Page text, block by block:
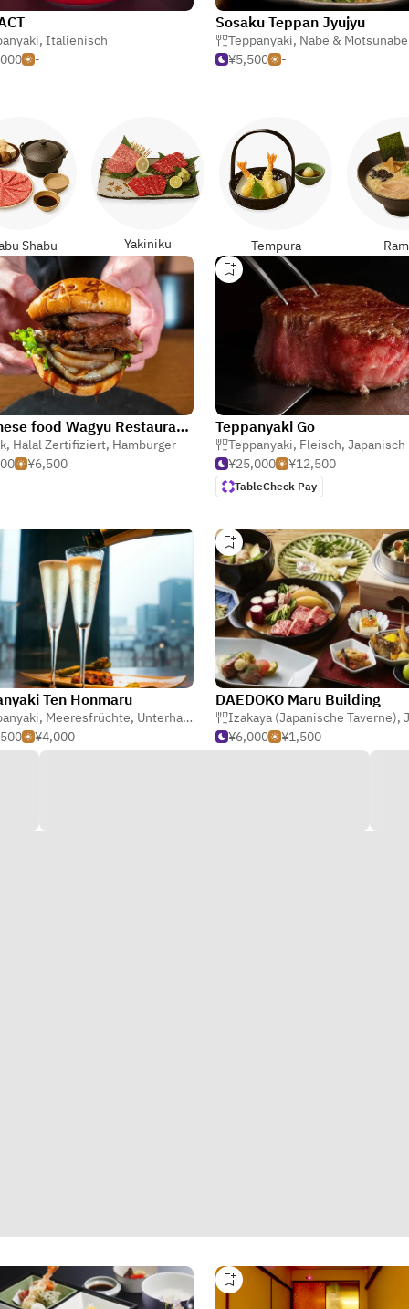
, Italienisch
-
Sosaku Teppan Jyujyu
Teppanyaki, Nabe & Motsunabe
¥5,500
-
Shabu Yakiniku Tempura
Japanese food Wagyu Restaurant (Halal) Steak&Burger-Ramen 5W-Tokyo AkihabaraUeno Beef Dining
, Halal Zertifiziert, Hamburger
¥6,500
Teppanyaki Go
Teppanyaki, Fleisch, Japanisch
¥25,000
¥12,500
TableCheck Pay
Ten Honmaru
, Meeresfrüchte, Unterhaltung
¥4,000
DAEDOKO Maru Building
Izakaya (Japanische Taverne),
¥6,000
¥1,500